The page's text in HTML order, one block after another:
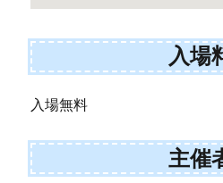
入場
入場無料
主催